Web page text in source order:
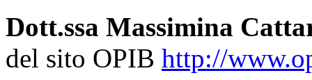
Dott.ssa Massimina
del sito OPIB http://